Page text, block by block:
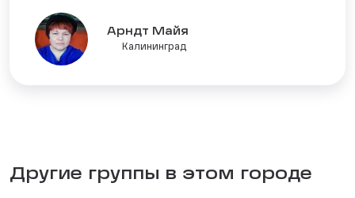
Арндт Майя
Калининград
Другие группы в этом городе